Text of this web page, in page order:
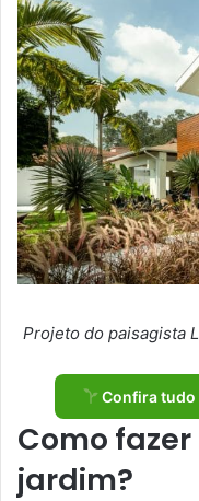
Projeto do paisagista
Confira tudo
Como
jardim?